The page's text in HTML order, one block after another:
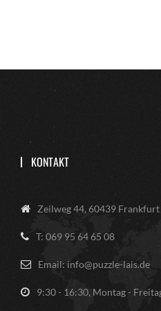
KONTAKT
Zeilweg 44, 60439 Frankfurt
T: 069 95 64 65 08
Email: info@puzzle-lais.de
9:30 - 16:30, Montag -